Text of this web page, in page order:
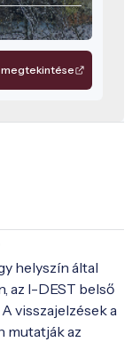
megtekintése
helyszín által
az I-DEST belső
visszajelzések a
az